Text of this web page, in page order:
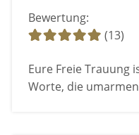
Bewertung:
(13)
Eure Freie Trauung
Worte, die